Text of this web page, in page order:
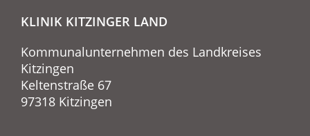
KLINIK KITZINGER LAND
Kommunalunternehmen des Landkreises
Kitzingen
Keltenstraße 67
97318 Kitzingen